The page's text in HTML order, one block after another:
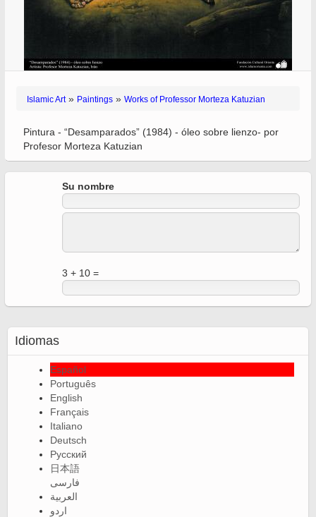
Islamic Art» Paintings » Works of Professor Morteza Katuzian
Pintura - “Desamparados” (1984) - óleo sobre lienzo- por
Profesor Morteza Katuzian
Su nombre
3 + 10 =
Idiomas
Español
Português
English
Français
Italiano
Deutsch
Русский
日本語
فارسی
العربية
اردو